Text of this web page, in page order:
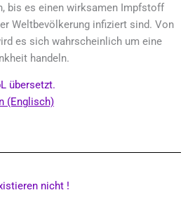
bis es einen wirksamen Impfstoff
Weltbevölkerung infiziert sind. Von
es sich wahrscheinlich um eine
handeln.
übersetzt.
(Englisch)
nicht !